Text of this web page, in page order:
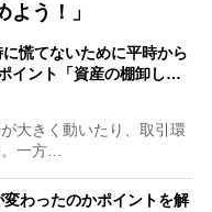
う！」
に慌てないために平時から
イント「資産の棚卸し…
大きく動いたり、取引環
。一方…
わったのかポイントを解